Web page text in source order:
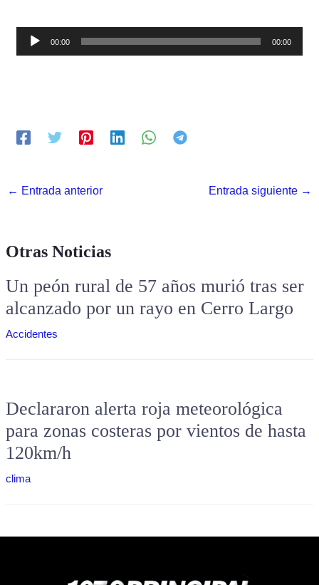
Reproductor
00:00 00:00
← Entrada anterior Entrada siguiente →
Otras Noticias
Un peón rural de 57 años murió tras ser
alcanzado por un rayo en Cerro Largo
Accidentes
Declararon alerta roja meteorológica
para zonas costeras por vientos de hasta
120km/h
clima